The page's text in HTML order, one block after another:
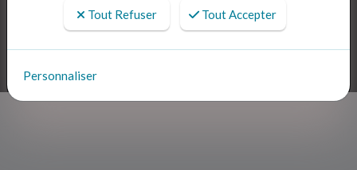
Tout Refuser Tout Accepter
Personnaliser